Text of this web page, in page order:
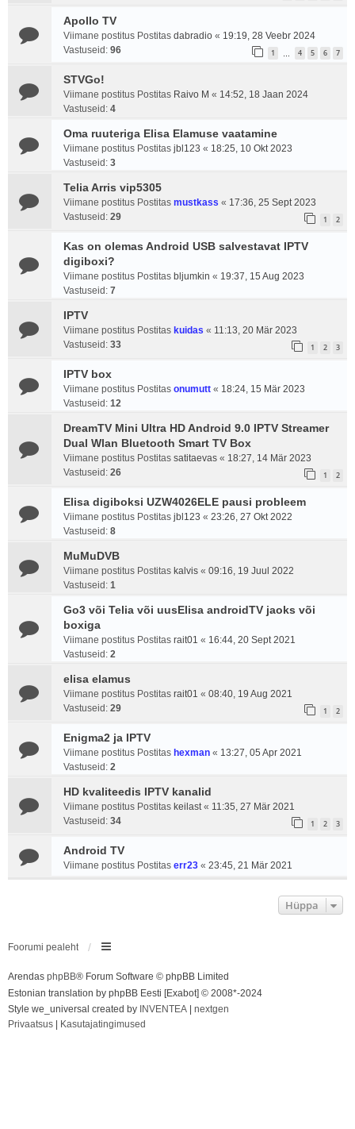
Apollo TV
Viimane postitus Postitas dabradio « 19:19, 28 Veebr 2024
Vastuseid: 96 1 4 5 6 7
STVGo!
Viimane postitus Postitas Raivo M « 14:52, 18 Jaan 2024
Vastuseid: 4
Oma ruuteriga Elisa Elamuse vaatamine
Viimane postitus Postitas jbl123 « 18:25, 10 Okt 2023
Vastuseid: 3
Telia Arris vip5305
Viimane postitus Postitas mustkass « 17:36, 25 Sept 2023
Vastuseid: 29 1 2
Kas on olemas Android USB salvestavat IPTV
digiboxi?
Viimane postitus Postitas bljumkin « 19:37, 15 Aug 2023
Vastuseid: 7
IPTV
Viimane postitus Postitas kuidas « 11:13, 20 Mär 2023
Vastuseid: 33 1 2 3
IPTV box
Viimane postitus Postitas onumutt « 18:24, 15 Mär 2023
Vastuseid: 12
DreamTV Mini Ultra HD Android 9.0 IPTV Streamer
Dual Wlan Bluetooth Smart TV Box
Viimane postitus Postitas satitaevas « 18:27, 14 Mär 2023
Vastuseid: 26 1 2
Elisa digiboksi UZW4026ELE pausi probleem
Viimane postitus Postitas jbl123 « 23:26, 27 Okt 2022
Vastuseid: 8
MuMuDVB
Viimane postitus Postitas kalvis « 09:16, 19 Juul 2022
Vastuseid: 1
Go3 või Telia või uusElisa androidTV jaoks või
boxiga
Viimane postitus Postitas rait01 « 16:44, 20 Sept 2021
Vastuseid: 2
elisa elamus
Viimane postitus Postitas rait01 « 08:40, 19 Aug 2021
Vastuseid: 29 1 2
Enigma2 ja IPTV
Viimane postitus Postitas hexman « 13:27, 05 Apr 2021
Vastuseid: 2
HD kvaliteedis IPTV kanalid
Viimane postitus Postitas keilast« 11:35, 27 Mär 2021
Vastuseid: 34 1 2 3
Android TV
Viimane postitus Postitas err23 « 23:45, 21 Mär 2021
Hüppa
Foorumi pealeht
Arendas phpBB® Forum Software © phpBB Limited
Estonian translation by phpBB Eesti [Exabot] © 2008*-2024
Style we_universal created by INVENTEA
nextgen
Privaatsus
Kasutajatingimused